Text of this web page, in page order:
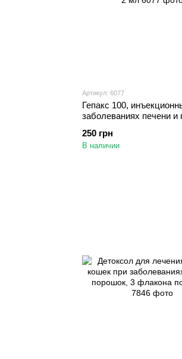
Артикул: 6077
Гепакс 100,
заболеваниях печени и
растворитель 2 мл
250 грн
В наличии